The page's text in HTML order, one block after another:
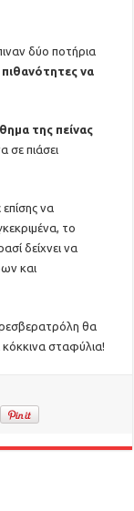
δύο ποτήρια
πιθανότητες να
της πείνας
σε πιάσει
να
το
δείχνει να
και
ρεσβερατρόλη θα
κόκκινα σταφύλια!